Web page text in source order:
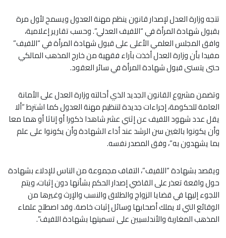
تتجه وزارة العدل لإصدار قانون ينظم مهنة العدول ويسمح لأول مرة
بقبول شهادة المرأة في “اللفيف العدلي”. وحسب تقارير إعلامية،
وافق المجلس العلمي الأعلى على قبول شهادة المرأة في “اللفيف”
مفيدا بأن وزارة العدل أخذت بآراء فقهية من خارج المذهب المالكي
حتى يتسنى قبول شهادة المرأة في سائر العقود.
وتضمن مشروع القانون الجديد الذي أحالته وزارة العدل على الأمانة
العامة للحكومة، إجراءات جديدة لتنظيم مهنة العدول كما اشترط “ألا
يقل عدد شهود اللفيف عن إثني عشر شاهدا ذكورا أو إناثا أو هما معا
وأن يكونوا بالغين سن الرشد عند أداء الشهادة وأن يكونوا على علم
بما يشهدون به”، وفق المصدر نفسه.
ويقصد بشهادة “اللفيف”، التفاف مجموعة من الناس للإدلاء بشهادة
حول واقعة تعذر على القاضي إصدار الحكم بشأنها دون إثبات، ويتم
اللجوء إليها في قضايا الزواج والطلاق والنسب والإرث وغيرها من
الوقائع التي لا يملك أصحابها وسائل إثبات خاصة. وقد اصطلح علماء
المذهب المغاربة والأندلسيين على تسميتها بشهادة اللفيف”.